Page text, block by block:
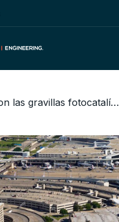
/ ¿Sabes que son las gravillas fotocatalíticas?